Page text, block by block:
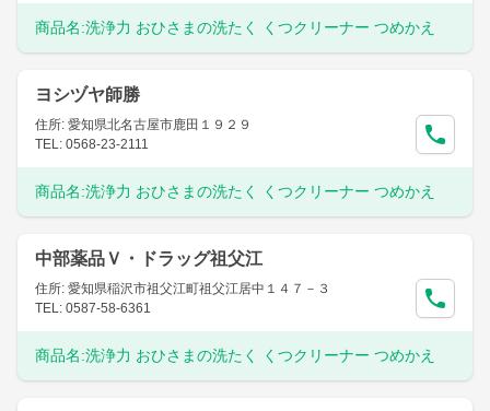
商品名:洗浄力 おひさまの洗たく くつクリーナー つめかえ
ヨシヅヤ師勝
住所: 愛知県北名古屋市鹿田１９２９
TEL: 0568-23-2111
商品名:洗浄力 おひさまの洗たく くつクリーナー つめかえ
中部薬品Ｖ・ドラッグ祖父江
住所: 愛知県稲沢市祖父江町祖父江居中１４７－３
TEL: 0587-58-6361
商品名:洗浄力 おひさまの洗たく くつクリーナー つめかえ